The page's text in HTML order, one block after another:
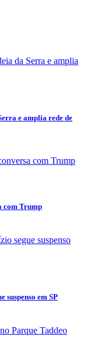
e amplia rede de
com Trump
suspenso em SP